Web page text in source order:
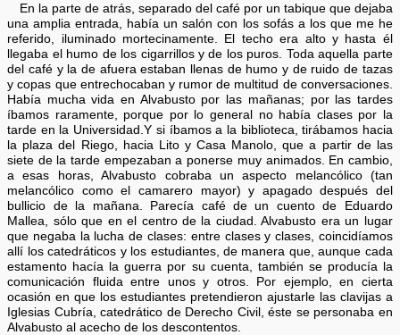
En la parte de atrás, separado del café por un tabique que dejaba
una amplia entrada, había un salón con los sofás a los que me he
referido, iluminado mortecinamente. El techo era alto y hasta él
llegaba el humo de los cigarrillos y de los puros. Toda aquella parte
del café y la de afuera estaban llenas de humo y de ruido de tazas
y copas que entrechocaban y rumor de multitud de conversaciones.
Había mucha vida en Alvabusto por las mañanas; por las tardes
íbamos raramente, porque por lo general no había clases por la
tarde en la Universidad.Y si íbamos a la biblioteca, tirábamos hacia
la plaza del Riego, hacia Lito y Casa Manolo, que a partir de las
siete de la tarde empezaban a ponerse muy animados. En cambio,
a esas horas, Alvabusto cobraba un aspecto melancólico (tan
melancólico como el camarero mayor) y apagado después del
bullicio de la mañana. Parecía café de un cuento de Eduardo
Mallea, sólo que en el centro de la ciudad. Alvabusto era un lugar
que negaba la lucha de clases: entre clases y clases, coincidíamos
allí los catedráticos y los estudiantes, de manera que, aunque cada
estamento hacía la guerra por su cuenta, también se producía la
comunicación fluida entre unos y otros. Por ejemplo, en cierta
ocasión en que los estudiantes pretendieron ajustarle las clavijas a
Iglesias Cubría, catedrático de Derecho Civil, éste se personaba en
Alvabusto al acecho de los descontentos.